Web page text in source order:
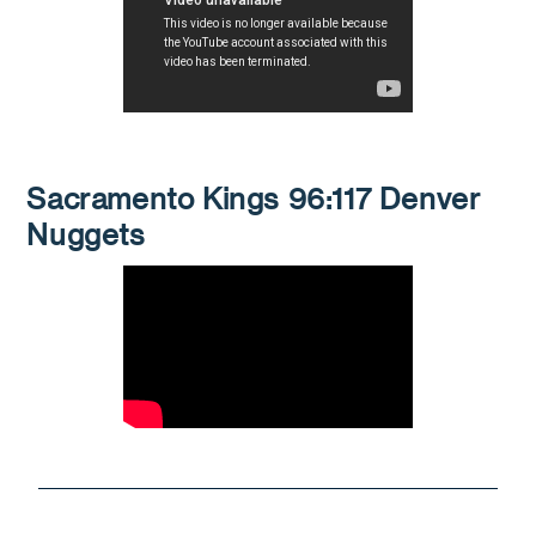
Sacramento Kings 96:117 Denver
Nuggets